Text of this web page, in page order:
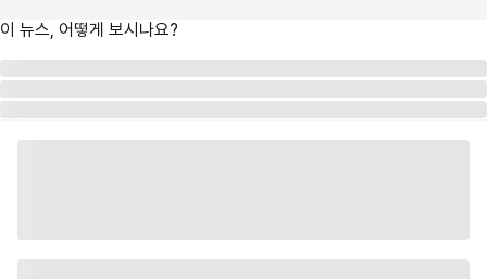
이 뉴스, 어떻게 보시나요?